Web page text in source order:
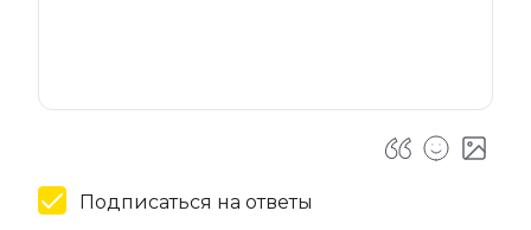
Подписаться на ответы